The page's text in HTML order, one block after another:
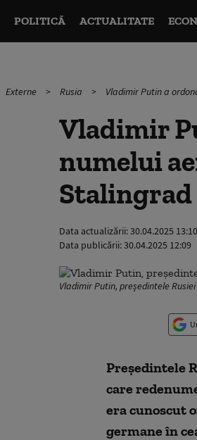
POLITICĂ ACTUALITATE
Externe Rusia Vladimir Putin a
Vladimir
numelui
Stalingrad
Data actualizării:30.04.2025 13:10
Data publicării:30.04.2025 12:09
Vladimir Putin, președintele
Președintele
care
era cunoscut
germane în